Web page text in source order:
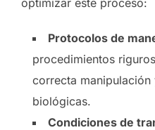
Protocolos de
procedimientos
correcta
biológicas.
Condiciones de